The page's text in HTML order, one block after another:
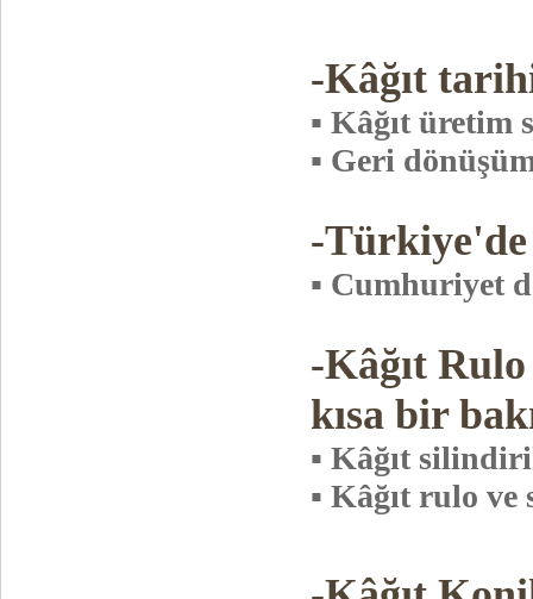
-Kâğıt
▪ Kâğıt üretim
▪ Geri
-
▪ Cumhuriyet
-Kâğıt
kısa bir
▪ Kâğıt
▪ Kâğıt rulo